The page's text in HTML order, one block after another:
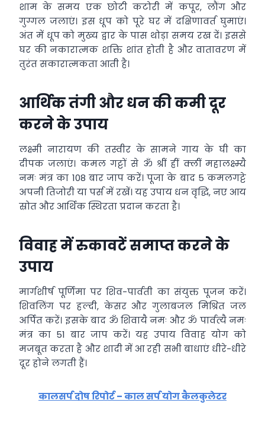
शाम के समय एक छोटी कटोरी में कपूर, लौंग और
गुग्गल जलाएं। इस धूप को पूरे घर में दक्षिणावर्त घुमाएं।
अंत में धूप को मुख्य द्वार के पास थोड़ा समय रख दें। इससे
घर की नकारात्मक शक्ति शांत होती है और वातावरण में
तुरंत सकारात्मकता आती है।
आर्थिक तंगी और धन की कमी दूर
करने के उपाय
लक्ष्मी नारायण की तस्वीर के सामने गाय के घी का
दीपक जलाएं। कमल गट्टों से ॐ श्रीं ह्रीं क्लीं महालक्ष्म्यै
नमः मंत्र का 108 बार जाप करें। पूजा के बाद 5 कमलगट्टे
अपनी तिजोरी या पर्स में रखें। यह उपाय धन वृद्धि, नए आय
स्रोत और आर्थिक स्थिरता प्रदान करता है।
विवाह में रुकावटें समाप्त करने के
उपाय
मार्गशीर्ष पूर्णिमा पर शिव-पार्वती का संयुक्त पूजन करें।
शिवलिंग पर हल्दी, केसर और गुलाबजल मिश्रित जल
अर्पित करें। इसके बाद ॐ शिवायै नमः और ॐ पार्वत्यै नमः
मंत्र का 51 बार जाप करें। यह उपाय विवाह योग को
मजबूत करता है और शादी में आ रही सभी बाधाएं धीरे-धीरे
दूर होने लगती हैं।
कालसर्प दोष रिपोर्ट – काल सर्प योग कैलकुलेटर